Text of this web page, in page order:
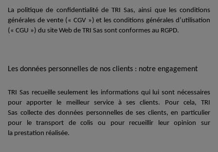
La politique de confidentialitéde TRI Sas,ainsi que les conditions
générales de vente (« CGV ») et lesconditions générales d’utilisation
(« CGU ») du site Web de TRI Sas sont conformes au RGPD.
Les données personnelles de nos clients : notre engagement
TRI Sasrecueilleseulement les informations qui lui sont nécessaires
pour apporter le meilleur service à ses clients. Pour cela, TRI
Sas collectedes données personnelles deses clients, en particulier
pour le transport de colis ou pour recueillir
leuropinion sur
la prestation réalisée.